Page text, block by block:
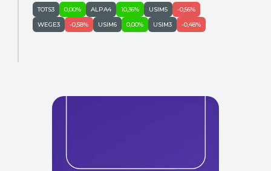
as oportunidades de compra e venda entre os dias 3 e 7 de
agosto: Empresa Ativo Call Entrada (R$) Objetivo (R$) Ganho
Potencial Stop (R$) […]
TOTS3 0,00% ALPA4 10,36% USIM5
-0,56%
WEGE3
-0,58% USIM6 0,00% USIM3 -0,48%